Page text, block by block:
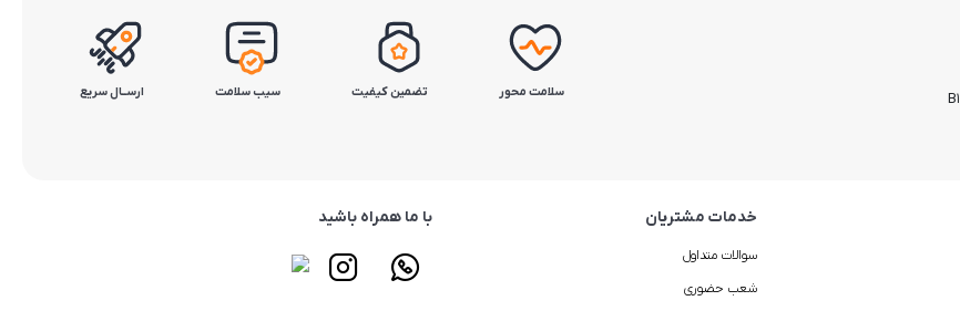
سلامت محور تضمین کیفیت سیب سلامت ارســال سریع
خدمات مشتریان
سوالات متداول
شعب حضوری
با ما همراه باشید